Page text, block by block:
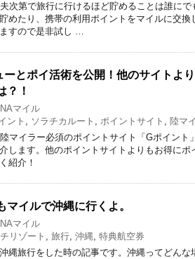
次第で旅行に行けるほど貯めることは誰にで
めたり、携帯の利用ポイントをマイルに交換
すので是非試し …
ーとポイ活術を公開！他のサイトよ
？！
マイル
ント , ソラチカルート , ポイントサイト , 陸マ
マイラー必須のポイントサイト「Gポイント
します。他のポイントサイトよりもお得にポ
紹介！
マイルで沖縄に行くよ。
マイル
リゾート , 旅行, 沖縄, 特典航空券
縄旅行をした時の記事です。沖縄ってどんな